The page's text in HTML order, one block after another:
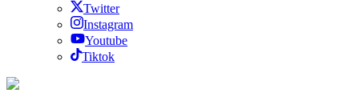
Twitter
Instagram
Youtube
Tiktok